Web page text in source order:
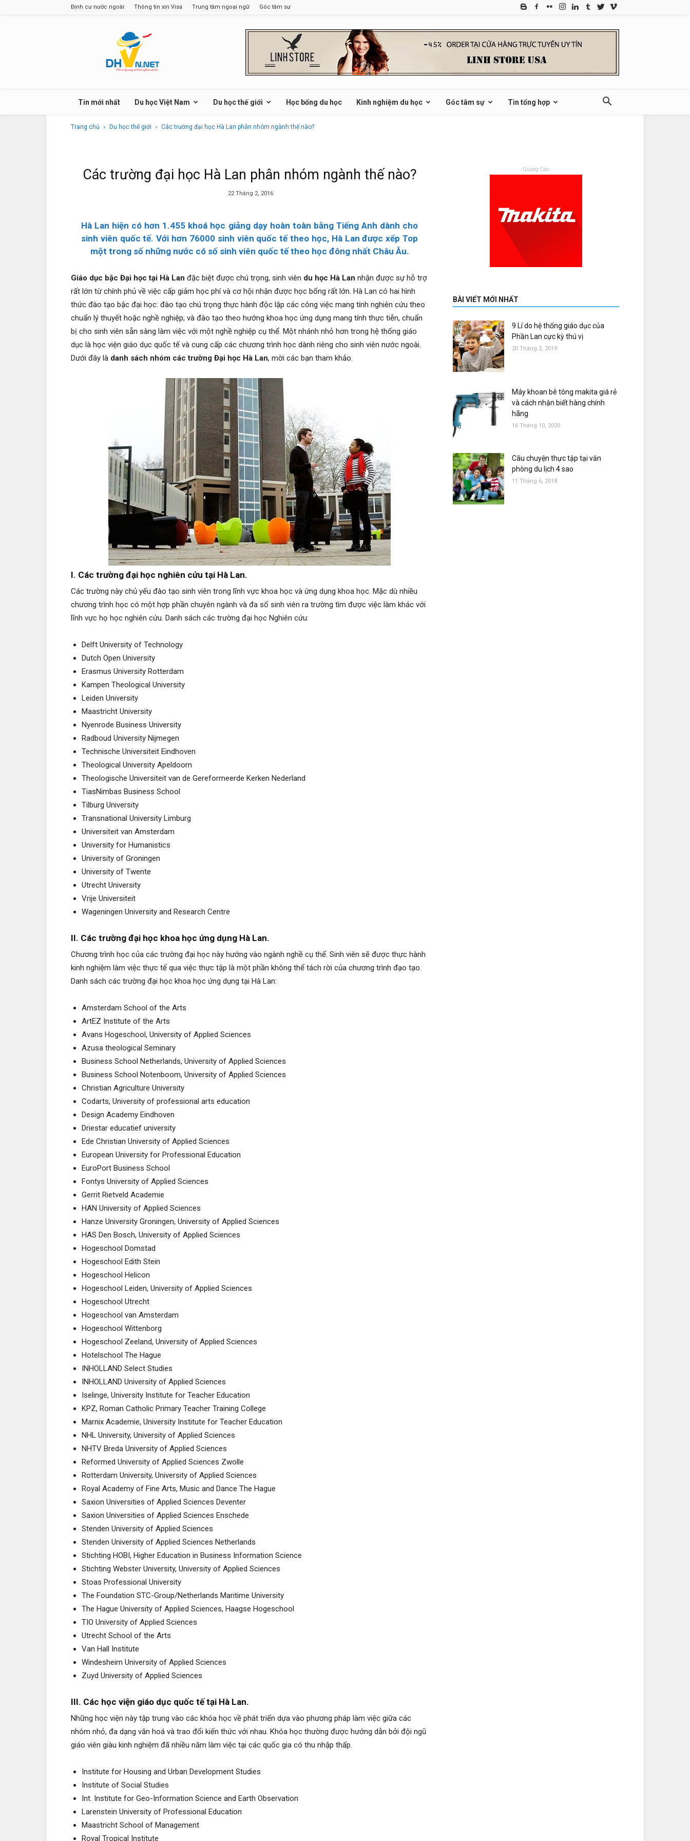
Định cư nước ngoài Thông tin xin Visa Trung tâm ngoại ngữ Góc tâm sự
sinh
học
giới
Tin mới nhất Du học Việt Nam Du học thế giới Học bổng du học Kinh nghiệm du học Góc tâm sự Tin tổng hợp
Trang chủ Du học thế giới Các trường đại học Hà Lan phân nhóm ngành thế nào?
Các trường đại học Hà Lan phân nhóm ngành thế nào?
22 Tháng 2, 2016
Hà Lan hiện có hơn 1.455 khoá học giảng dạy hoàn toàn bằng Tiếng Anh dành cho
sinh viên quốc tế. Với hơn 76000 sinh viên quốc tế theo học, Hà Lan được xếp Top
một trong số những nước có số sinh viên quốc tế theo học đông nhất Châu Âu.
Giáo dục bậc Đại học tại Hà Lan đặc biệt được chú trọng, sinh viên du học Hà Lan nhận được sự hỗ trợ
rất lớn từ chính phủ về việc cấp giảm học phí và cơ hội nhận được học bổng rất lớn. Hà Lan có hai hình
thức đào tạo bậc đại học: đào tạo chú trọng thực hành độc lập các công việc mang tính nghiên cứu theo
chuẩn lý thuyết hoặc nghề nghiệp; và đào tạo theo hướng khoa học ứng dụng mang tính thực tiễn, chuẩn
bị cho sinh viên sẵn sàng làm việc với một nghề nghiệp cụ thể. Một nhánh nhỏ hơn trong hệ thống giáo
dục là học viện giáo dục quốc tế và cung cấp các chương trình học dành riêng cho sinh viên nước ngoài.
Dưới đây là danh sách nhóm các trường Đại học Hà Lan, mời các bạn tham khảo.
I. Các trường đại học nghiên cứu tại Hà Lan.
Các trường này chủ yếu đào tạo sinh viên trong lĩnh vực khoa học và ứng dụng khoa học. Mặc dù nhiều
chương trình học có một hợp phần chuyên ngành và đa số sinh viên ra trường tìm được việc làm khác với
lĩnh vực họ học nghiên cứu. Danh sách các trường đại học Nghiên cứu:
Delft University of Technology
Dutch Open University
Erasmus University Rotterdam
Kampen Theological University
Leiden University
Maastricht University
Nyenrode Business University
Radboud University Nijmegen
Technische Universiteit Eindhoven
Theological University Apeldoorn
Theologische Universiteit van de Gereformeerde Kerken Nederland
TiasNimbas Business School
Tilburg University
Transnational University Limburg
Universiteit van Amsterdam
University for Humanistics
University of Groningen
University of Twente
Utrecht University
Vrije Universiteit
Wageningen University and Research Centre
II. Các trường đại học khoa học ứng dụng Hà Lan.
Chương trình học của các trường đại học này hướng vào ngành nghề cụ thể. Sinh viên sẽ được thực hành
kinh nghiệm làm việc thực tế qua việc thực tập là một phần không thể tách rời của chương trình đạo tạo.
Danh sách các trường đại học khoa học ứng dụng tại Hà Lan:
Amsterdam School of the Arts
ArtEZ Institute of the Arts
Avans Hogeschool, University of Applied Sciences
Azusa theological Seminary
Business School Netherlands, University of Applied Sciences
Business School Notenboom, University of Applied Sciences
Christian Agriculture University
Codarts, University of professional arts education
Design Academy Eindhoven
Driestar educatief university
Ede Christian University of Applied Sciences
European University for Professional Education
EuroPort Business School
Fontys University of Applied Sciences
Gerrit Rietveld Academie
HAN University of Applied Sciences
Hanze University Groningen, University of Applied Sciences
HAS Den Bosch, University of Applied Sciences
Hogeschool Domstad
Hogeschool Edith Stein
Hogeschool Helicon
Hogeschool Leiden, University of Applied Sciences
Hogeschool Utrecht
Hogeschool van Amsterdam
Hogeschool Wittenborg
Hogeschool Zeeland, University of Applied Sciences
Hotelschool The Hague
INHOLLAND Select Studies
INHOLLAND University of Applied Sciences
Iselinge, University Institute for Teacher Education
KPZ, Roman Catholic Primary Teacher Training College
Marnix Academie, University Institute for Teacher Education
NHL University, University of Applied Sciences
NHTV Breda University of Applied Sciences
Reformed University of Applied Sciences Zwolle
Rotterdam University, University of Applied Sciences
Royal Academy of Fine Arts, Music and Dance The Hague
Saxion Universities of Applied Sciences Deventer
Saxion Universities of Applied Sciences Enschede
Stenden University of Applied Sciences
Stenden University of Applied Sciences Netherlands
Stichting HOBI, Higher Education in Business Information Science
Stichting Webster University, University of Applied Sciences
Stoas Professional University
The Foundation STC-Group/Netherlands Maritime University
The Hague University of Applied Sciences, Haagse Hogeschool
TIO University of Applied Sciences
Utrecht School of the Arts
Van Hall Institute
Windesheim University of Applied Sciences
Zuyd University of Applied Sciences
III. Các học viện giáo dục quốc tế tại Hà Lan.
Những học viện này tập trung vào các khóa học về phát triển dựa vào phương pháp làm việc giữa các
nhóm nhỏ, đa dạng văn hoá và trao đổi kiến thức với nhau. Khóa học thường được hướng dẫn bởi đội ngũ
giáo viên giàu kinh nghiệm đã nhiều năm làm việc tại các quốc gia có thu nhập thấp.
Institute for Housing and Urban Development Studies
Institute of Social Studies
Int. Institute for Geo-Information Science and Earth Observation
Larenstein University of Professional Education
Maastricht School of Management
Royal Tropical Institute
- Quảng Cáo -
BÀI VIẾT MỚI NHẤT
9 Lí do hệ thống giáo dục của
Phần Lan cực kỳ thú vị
20 Tháng 2, 2019
Máy khoan bê tông makita giá rẻ
và cách nhận biết hàng chính
hãng
16 Tháng 10, 2020
Câu chuyện thực tập tại văn
phòng du lịch 4 sao
11 Tháng 6, 2018